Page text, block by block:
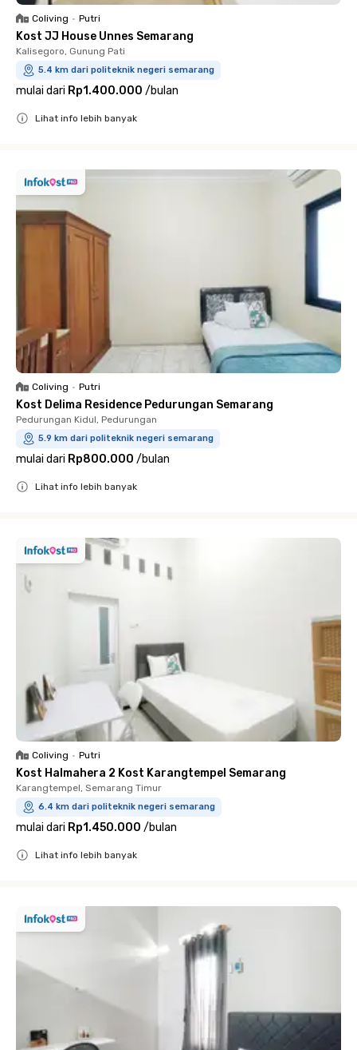
Coliving • Putri
Kost JJ House Unnes Semarang
Kalisegoro, Gunung Pati
5.4 km dari politeknik negeri semarang
mulai dari Rp1.400.000 /bulan
Lihat info lebih banyak
Coliving • Putri
Kost Delima Residence Pedurungan Semarang
Pedurungan Kidul, Pedurungan
5.9 km dari politeknik negeri semarang
mulai dari Rp800.000 /bulan
Lihat info lebih banyak
Coliving • Putri
Kost Halmahera 2 Kost Karangtempel Semarang
Karangtempel, Semarang Timur
6.4 km dari politeknik negeri semarang
mulai dari Rp1.450.000 /bulan
Lihat info lebih banyak